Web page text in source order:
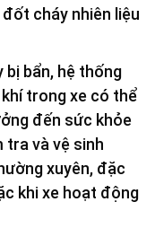
cháy nhiên liệu
bị bẩn, hệ thống
trong xe có thể
đến sức khỏe
tra và vệ sinh
xuyên, đặc
khi xe hoạt động